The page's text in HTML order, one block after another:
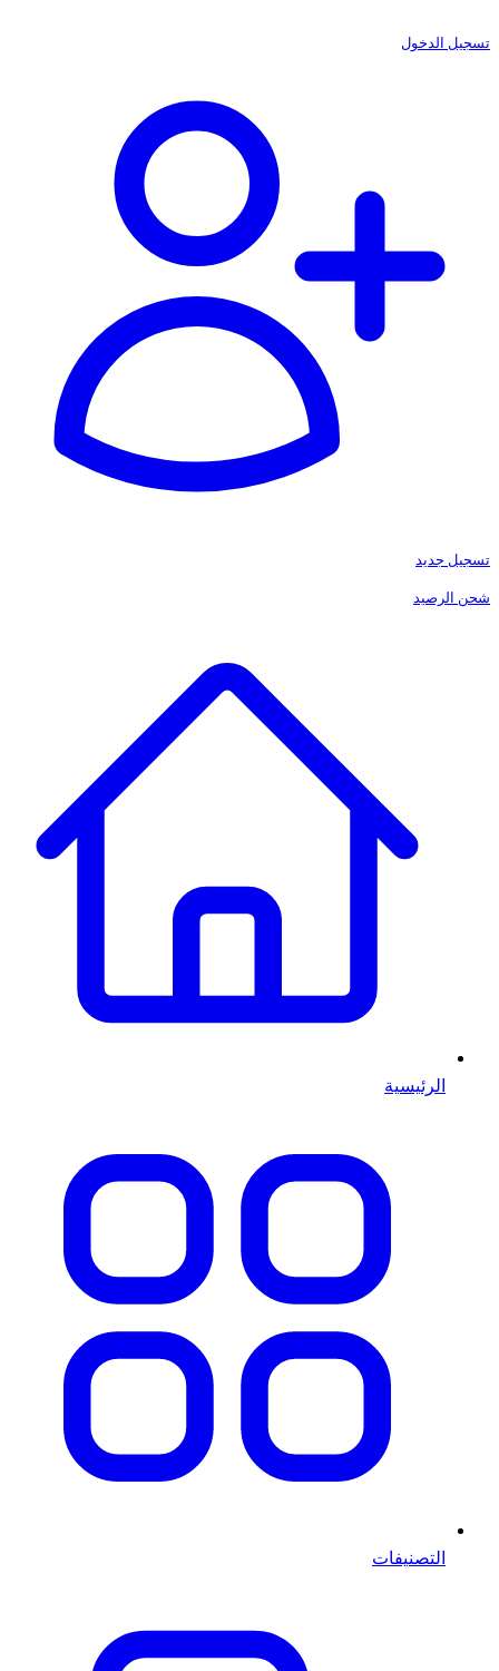
تسجيل الدخول
تسجيل جديد
شحن الرصيد
الرئيسية
التصنيفات